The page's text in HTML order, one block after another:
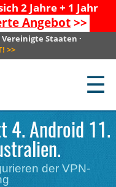
2 Jahre + 1 Jahr
Angebot>>
Vereinigte Staaten ·
>>
☰
4. Android 11.
der VPN-